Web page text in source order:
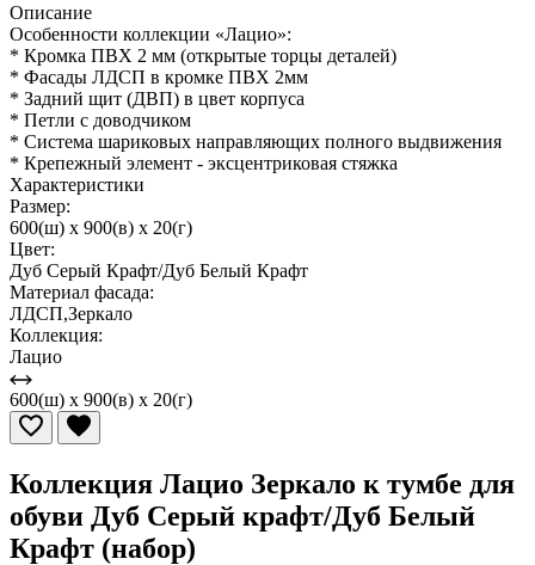
Описание
Особенности коллекции «Лацио»:
* Кромка ПВХ 2 мм (открытые торцы деталей)
* Фасады ЛДСП в кромке ПВХ 2мм
* Задний щит (ДВП) в цвет корпуса
* Петли с доводчиком
* Система шариковых направляющих полного выдвижения
* Крепежный элемент - эксцентриковая стяжка
Характеристики
Размер:
600(ш) x 900(в) x 20(г)
Цвет:
Дуб Серый Крафт/Дуб Белый Крафт
Материал фасада:
ЛДСП,Зеркало
Коллекция:
Лацио
600(ш) x 900(в) x 20(г)
Коллекция Лацио Зеркало к тумбе для
обуви Дуб Серый крафт/Дуб Белый
Крафт (набор)